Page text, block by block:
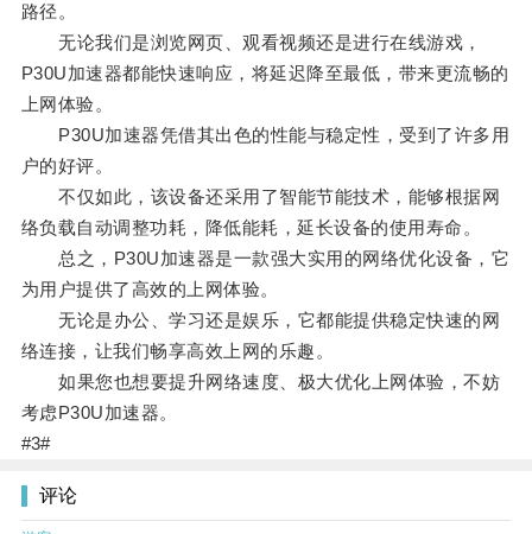
路径。
无论我们是浏览网页、观看视频还是进行在线游戏，
P30U加速器都能快速响应，将延迟降至最低，带来更流畅的
上网体验。
P30U加速器凭借其出色的性能与稳定性，受到了许多用
户的好评。
不仅如此，该设备还采用了智能节能技术，能够根据网
络负载自动调整功耗，降低能耗，延长设备的使用寿命。
总之，P30U加速器是一款强大实用的网络优化设备，它
为用户提供了高效的上网体验。
无论是办公、学习还是娱乐，它都能提供稳定快速的网
络连接，让我们畅享高效上网的乐趣。
如果您也想要提升网络速度、极大优化上网体验，不妨
考虑P30U加速器。
#3#
评论